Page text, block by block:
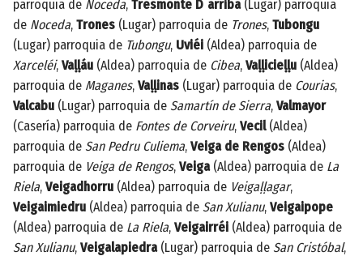
parroquia de Noceda, Tresmonte D´arriba(Lugar) parroquia
de Noceda, Trones (Lugar) parroquia de Trones, Tubongu
(Lugar) parroquia de Tubongu, Uviéi (Aldea) parroquia de
Xarceléi, Vaḷḷáu (Aldea) parroquia de Cibea, Vaḷḷicieḷḷu (Aldea)
parroquia de Maganes, Vaḷḷinas (Lugar) parroquia de Courias,
Valcabu (Lugar) parroquia de Samartín de Sierra, Valmayor
(Casería) parroquia de Fontes de Corveiru, Vecil(Aldea)
parroquia de San Pedru Culiema, Veiga de Rengos (Aldea)
parroquia de Veiga de Rengos, Veiga(Aldea) parroquia de La
Riela, Veigadhorru (Aldea) parroquia de Veigaḷḷagar,
Veigaimiedru (Aldea) parroquia de San Xulianu, Veigaipope
(Aldea) parroquia de La Riela, Veigairréi (Aldea) parroquia de
San Xulianu, Veigalapiedra(Lugar) parroquia de San Cristóbal,